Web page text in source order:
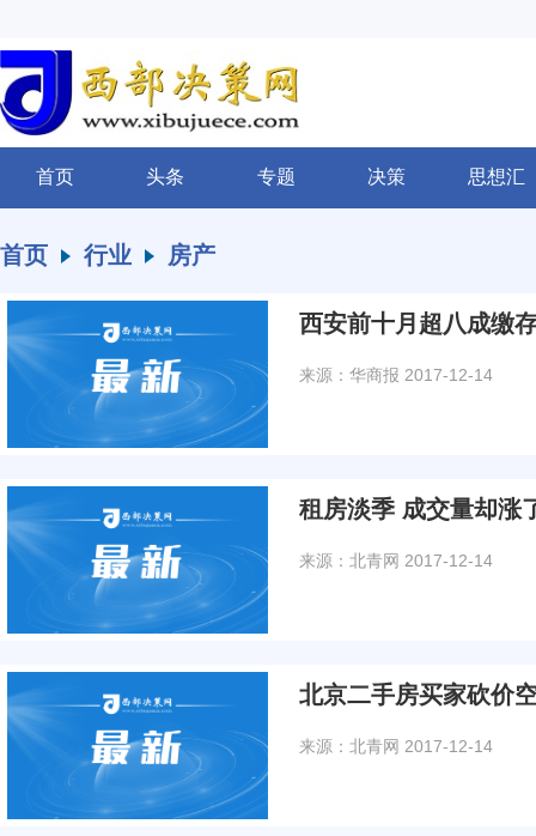
首页 头条 专题 决策 思想汇
首页 行业 房产
西安前十月超八成缴
来源：华商报 2017-12-14
租房淡季 成交量却涨
来源：北青网 2017-12-14
北京二手房买家砍价
来源：北青网 2017-12-14